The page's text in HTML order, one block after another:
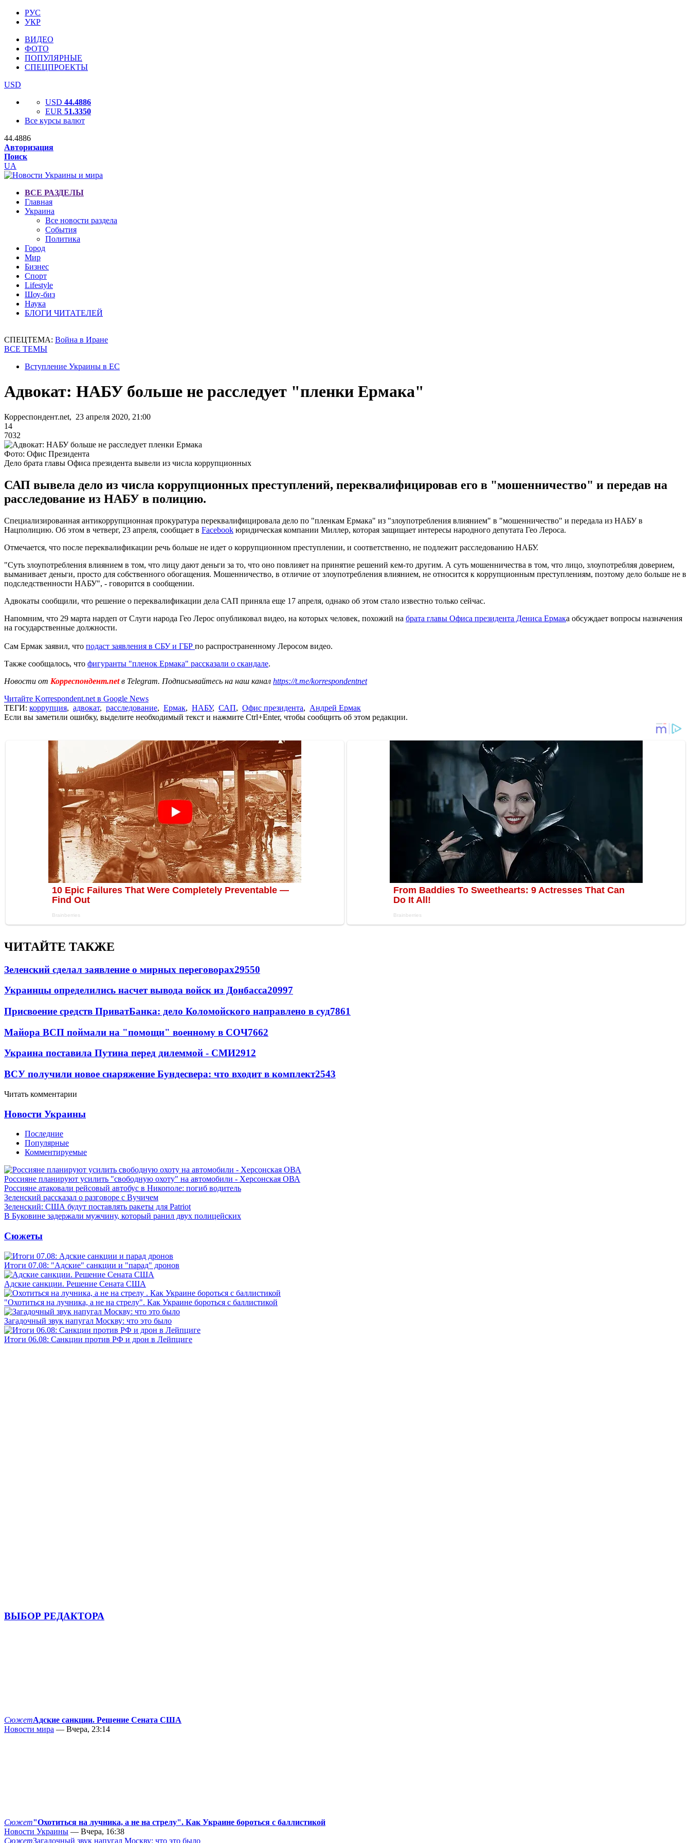
РУС
УКР
ВИДЕО
ФОТО
ПОПУЛЯРНЫЕ
СПЕЦПРОЕКТЫ
USD
USD 44.4886
EUR 51.3350
Все курсы валют
44.4886
Авторизация
Поиск
UA
ВСЕ РАЗДЕЛЫ
Главная
Украина
Все новости раздела
События
Политика
Город
Мир
Бизнес
Спорт
Lifestyle
Шоу-биз
Наука
БЛОГИ ЧИТАТЕЛЕЙ
СПЕЦТЕМА: Война в Иране
ВСЕ ТЕМЫ
Вступление Украины в ЕС
Адвокат: НАБУ больше не расследует "пленки Ермака"
Корреспондент.net, 23 апреля 2020, 21:00
14
7032
Фото: Офис Президента
Дело брата главы Офиса президента вывели из числа коррупционных
САП вывела дело из числа коррупционных преступлений, переквалифицировав его в "мошенничество" и передав на
расследование из НАБУ в полицию.
Специализированная антикоррупционная прокуратура переквалифицировала дело по "пленкам Ермака" из "злоупотребления влиянием" в "мошенничество" и передала из НАБУ в
Нацполицию. Об этом в четверг, 23 апреля, сообщает в Facebook юридическая компании Миллер, которая защищает интересы народного депутата Гео Лероса.
Отмечается, что после переквалификации речь больше не идет о коррупционном преступлении, и соответственно, не подлежит расследованию НАБУ.
"Суть злоупотребления влиянием в том, что лицу дают деньги за то, что оно повлияет на принятие решений кем-то другим. А суть мошенничества в том, что лицо, злоупотребляя доверием,
выманивает деньги, просто для собственного обогащения. Мошенничество, в отличие от злоупотребления влиянием, не относится к коррупционным преступлениям, поэтому дело больше не в
подследственности НАБУ", - говорится в сообщении.
Адвокаты сообщили, что решение о переквалификации дела САП приняла еще 17 апреля, однако об этом стало известно только сейчас.
Напомним, что 29 марта нардеп от Слуги народа Гео Лерос опубликовал видео, на которых человек, похожий на брата главы Офиса президента Дениса Ермака обсуждает вопросы назначения
на государственные должности.
Сам Ермак заявил, что подаст заявления в СБУ и ГБР по распространенному Леросом видео.
Также сообщалось, что фигуранты "пленок Ермака" рассказали о скандале.
Новости от Корреспондент.netв Telegram. Подписывайтесь на наш канал https://t.me/korrespondentnet
Читайте Korrespondent.net в Google News
ТЕГИ: коррупция, адвокат, расследование, Ермак, НАБУ, САП, Офис президента, Андрей Ермак
Если вы заметили ошибку, выделите необходимый текст и нажмите Ctrl+Enter, чтобы сообщить об этом редакции.
ЧИТАЙТЕ ТАКЖЕ
Зеленский сделал заявление о мирных переговорах29550
Украинцы определились насчет вывода войск из Донбасса20997
Присвоение средств ПриватБанка: дело Коломойского направлено в суд7861
Майора ВСП поймали на "помощи" военному в СОЧ7662
Украина поставила Путина перед дилеммой - СМИ2912
ВСУ получили новое снаряжение Бундесвера: что входит в комплект2543
Читать комментарии
Новости Украины
Последние
Популярные
Комментируемые
Россияне планируют усилить "свободную охоту" на автомобили - Херсонская ОВА
Россияне атаковали рейсовый автобус в Никополе: погиб водитель
Зеленский рассказал о разговоре с Вучичем
Зеленский: США будут поставлять ракеты для Patriot
В Буковине задержали мужчину, который ранил двух полицейских
Сюжеты
Итоги 07.08: "Адские" санкции и "парад" дронов
Адские санкции. Решение Сената США
"Охотиться на лучника, а не на стрелу". Как Украине бороться с баллистикой
Загадочный звук напугал Москву: что это было
Итоги 06.08: Санкции против РФ и дрон в Лейпциге
ВЫБОР РЕДАКТОРА
СюжетАдские санкции. Решение Сената США
Новости мира — Вчера, 23:14
Сюжет"Охотиться на лучника, а не на стрелу". Как Украине бороться с баллистикой
Новости Украины — Вчера, 16:38
СюжетЗагадочный звук напугал Москву: что это было